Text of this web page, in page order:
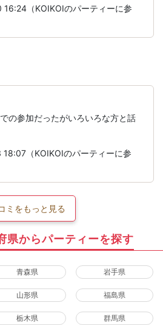
（KOIKOIのパーティーに参
の参加だったがいろいろな方と話
（KOIKOIのパーティーに参
ミをもっと見る
県からパーティーを探す
青森県 岩手県
山形県 福島県
栃木県 群馬県